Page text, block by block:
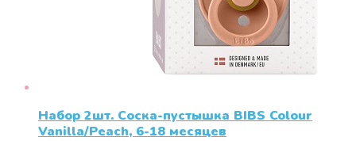
Набор 2шт. Соска-пустышка BIBS Colour
Vanilla/Peach, 6-18 месяцев